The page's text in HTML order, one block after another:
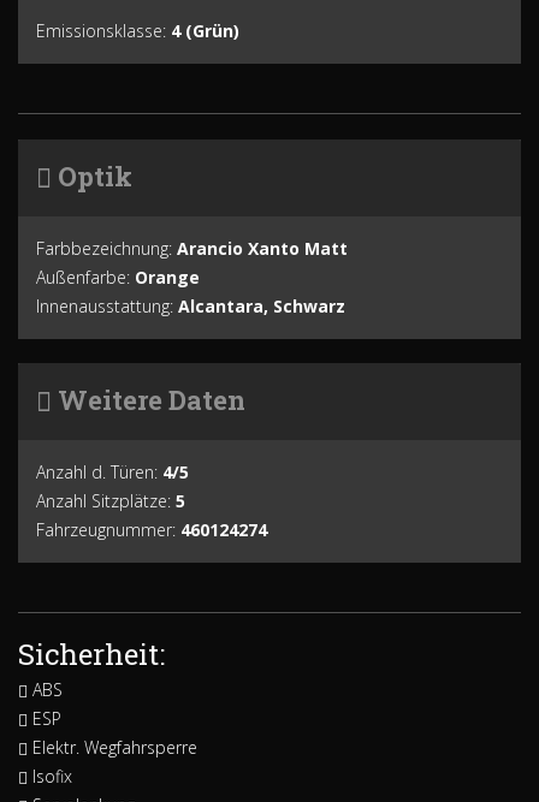
Emissionsklasse: 4 (Grün)
Optik
Farbbezeichnung: Arancio Xanto Matt
Außenfarbe: Orange
Innenausstattung: Alcantara, Schwarz
Weitere Daten
Anzahl d. Türen: 4/5
Anzahl Sitzplätze: 5
Fahrzeugnummer: 460124274
Sicherheit:
ABS
ESP
Elektr. Wegfahrsperre
Isofix